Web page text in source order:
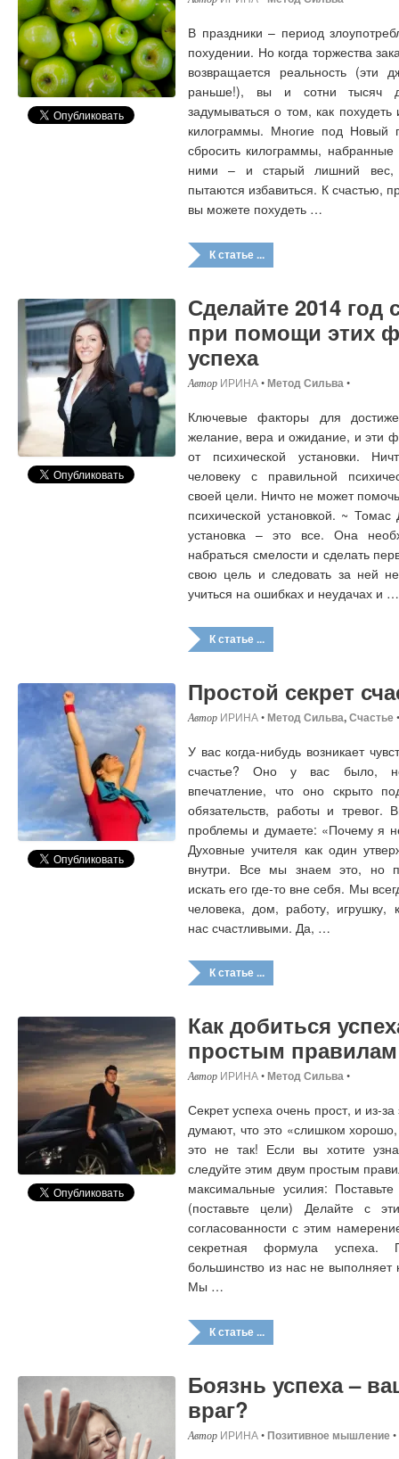
В праздники – период
похудении. Но когда торжества
возвращается реальность (эти
раньше!), вы и сотни тысяч
задумываться о том, как
килограммы. Многие под Новый
сбросить килограммы,
ними – и старый лишний вес,
пытаются избавиться. К счастью,
вы можете похудеть …
К статье ...
Сделайте 2014 год
при помощи этих
успеха
ИРИНА•Метод Сильва•
Ключевые факторы для
желание, вера и ожидание, и эти
от психической установки.
человеку с правильной
своей цели. Ничто не может
психической установкой. ~
установка – это все. Она
набраться смелости и сделать
свою цель и следовать за ней
учиться на ошибках и неудачах и …
К статье ...
Простой секрет
ИРИНА•Метод Сильва,Счастье•
У вас когда-нибудь возникает
счастье? Оно у вас было, но
впечатление, что оно скрыто
обязательств, работы и
проблемы и думаете: «Почему я
Духовные учителя как один
внутри. Все мы знаем это, но
искать его где-то вне себя. Мы
человека, дом, работу, игрушку,
нас счастливыми. Да, …
К статье ...
Как добиться
простым правилам
ИРИНА•Метод Сильва•
Секрет успеха очень прост, и из-
думают, что это «слишком
это не так! Если вы хотите
следуйте этим двум простым
максимальные усилия:
(поставьте цели) Делайте с
согласованности с этим
секретная формула
большинство из нас не выполняет
Мы …
К статье ...
Боязнь успеха –
враг?
ИРИНА•Позитивное мышление•